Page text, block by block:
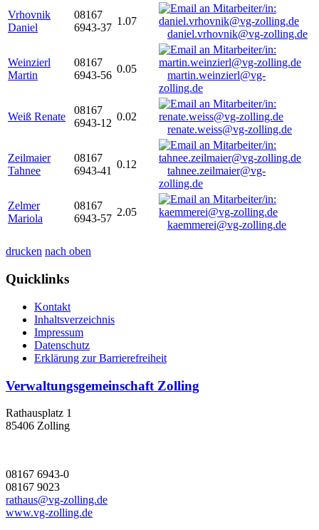
Vrhovnik
Daniel
08167
6943-37
1.07
daniel.vrhovnik@vg-zolling.de
Weinzierl
Martin
08167
6943-56
0.05
martin.weinzierl@vg-
zolling.de
Weiß Renate
08167
6943-12
0.02
renate.weiss@vg-zolling.de
Zeilmaier
Tahnee
08167
6943-41
0.12
tahnee.zeilmaier@vg-
zolling.de
Zelmer
Mariola
08167
6943-57
2.05
kaemmerei@vg-zolling.de
drucken nach oben
Quicklinks
Kontakt
Inhaltsverzeichnis
Impressum
Datenschutz
Erklärung zur Barrierefreiheit
Verwaltungsgemeinschaft Zolling
Rathausplatz 1
85406 Zolling
08167 6943-0
08167 9023
rathaus@vg-zolling.de
www.vg-zolling.de